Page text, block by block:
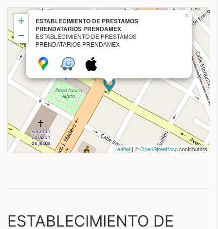
ESTABLECIMIENTO DE PRESTAMOS
PRENDATARIOS PRENDAMEX
ESTABLECIMIENTO DE PRESTAMOS
PRENDATARIOS PRENDAMEX
×
+
−
Leaflet| ©OpenStreetMapcontributors
ESTABLECIMIENTO DE